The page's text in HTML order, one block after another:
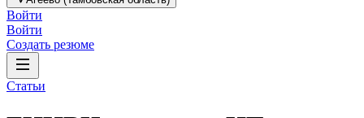
Войти
Войти
Создать резюме
Статьи